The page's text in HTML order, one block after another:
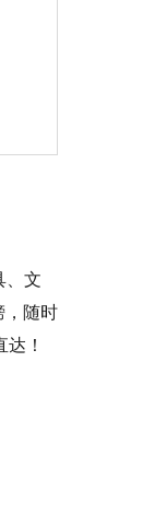
、文
，随时
！